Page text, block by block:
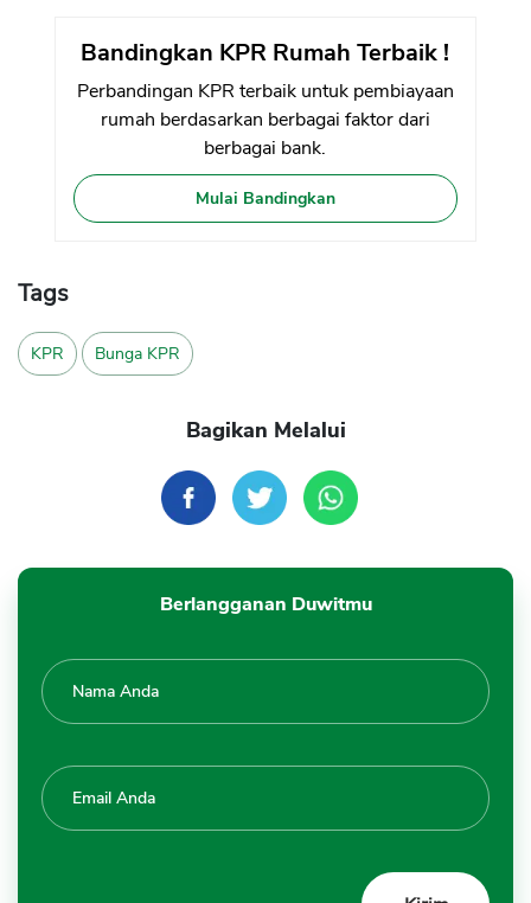
Bandingkan KPR Rumah Terbaik !
Perbandingan KPR terbaik untuk pembiayaan
rumah berdasarkan berbagai faktor dari
berbagai bank.
Mulai Bandingkan
Tags
KPR Bunga KPR
Bagikan Melalui
Berlangganan Duwitmu